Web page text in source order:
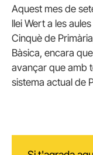
Aquest mes de
llei Wert a les
Cinquè de
Bàsica, encara
avançar que amb
sistema actual de